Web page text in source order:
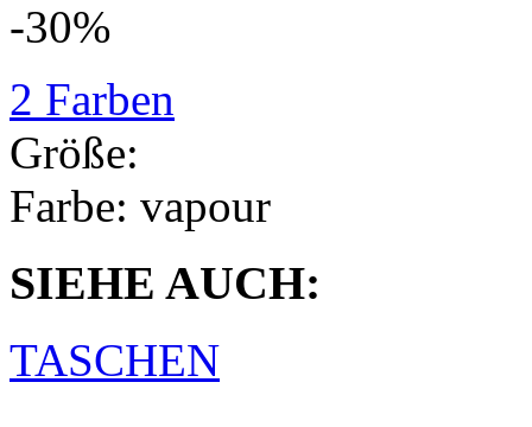
-30%
2 Farben
Größe:
Farbe: vapour
SIEHE AUCH:
TASCHEN